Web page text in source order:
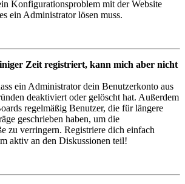
Konfigurationsproblem mit der Website
ein Administrator lösen muss.
Zeit registriert, kann mich aber nicht
ein Administrator dein Benutzerkonto aus
deaktiviert oder gelöscht hat. Außerdem
regelmäßig Benutzer, die für längere
geschrieben haben, um die
zu verringern. Registriere dich einfach
aktiv an den Diskussionen teil!